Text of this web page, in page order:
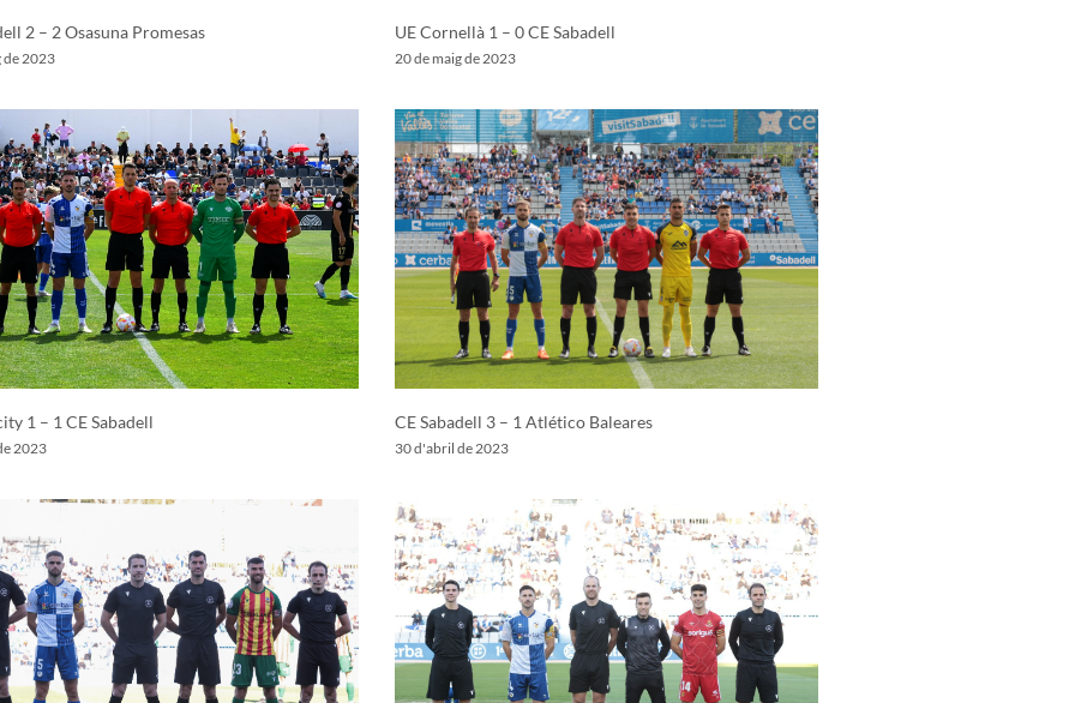
2 – 2 Osasuna Promesas
de 2023
UE Cornellà 1 – 0 CE Sabadell
20 de maig de 2023
1 – 1 CE Sabadell
2023
CE Sabadell 3 – 1 Atlético Baleares
30 d'abril de 2023